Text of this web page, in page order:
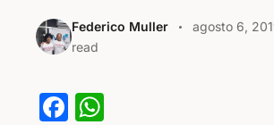
Federico Muller agosto 6,
read
F